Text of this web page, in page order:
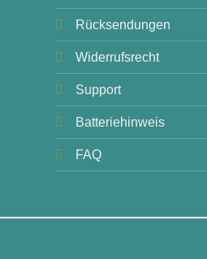
Rücksendungen
Widerrufsrecht
Support
Batteriehinweis
FAQ